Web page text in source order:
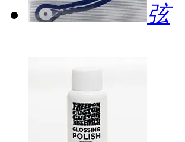
弦